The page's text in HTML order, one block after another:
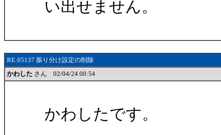
い出せません。
RE:05137 振り分け設定の削除
かわした さん 02/04/24 00:54
かわしたです。